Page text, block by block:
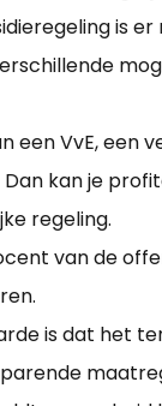
is
een VvE, een
kan je
regeling.
van de
is dat het